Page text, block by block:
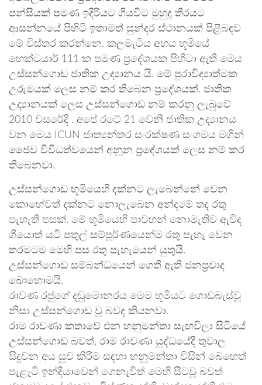
පන්සීයක් පමණ ඉදිරියට ගියවිට මුහුදු තීරයට
ආසන්නයේ පිහිටි ඉතාමත් සුන්දර ස්ථානයක් පිළිබඳව
මේ විස්තර කරන්නෙ. කලමැටිය අභය භූමියේ
හෙක්ටයාර් 111 ක පමණ ප්‍රදේශයක පිහිටා ඇති මෙය
උස්සන්ගොඩ ජාතික උද්‍යානය යි. මේ පුරාවිද්‍යාත්මක
උරුමයක් ලෙස නම් කර තිබෙන ප්‍රදේශයක්. ජාතික
උද්‍යානයක් ලෙස උස්සන්ගොඩ නම් කරනු ලැබුවේ
2010 වසරේදි . අපේ රටේ 21 වෙනි ජාතික උද්‍යානය
වන මෙය ICUN ජාත්‍යන්තර සංරක්ෂණ සංගමය මගින්
ජෛව විවිධත්වයෙන් අනූන ප්‍රදේශයක් ලෙස නම් කර
තිබෙනවා.
උස්සන්ගොඩ භූමියෙහි දක්නට ලැබෙන්නේ වෙන
කොහේවත් දක්නට නොලැබෙන අන්දමේ තද රතු
පැහැති පසක්. මේ භූමියෙහි පාවහන් නොමැතිව ඇවිද
ගියොත් යටි පතුල් සම්පූර්ණයෙන්ම රතු පැහැ වෙන
තරමටම මෙහි පස රතු පැහැයෙන් යුතුයි.
උස්සන්ගොඩ සම්බන්ධයෙන් ගෙතී ඇති ජනප්‍රවාද
බොහොමයි.
රාවණ රජුගේ දඬුමොනරය මෙම භූමියට ගොඩබැස්වූ
නිසා උස්සන්ගොඩ වූ බවද කියනවා.
රාම රාවණා කතාවේ එන හනුමන්තා සැඟවිලා සිටියේ
උස්සන්ගොඩ බවත්, රාම රාවණා යුද්ධයේදී තුවාල
සිදුවන අය සුව කිරීම සඳහා හනුමන්තා විසින් බෙහෙත්
පැළෑටි ඉන්දියාවෙන් ගෙනැවිත් මෙහි සිටවූ බවත්